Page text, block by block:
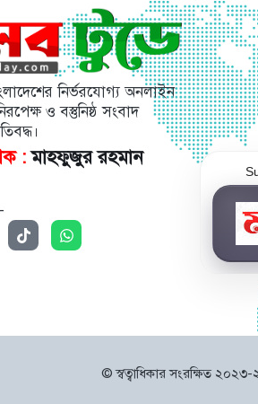
নির্ভরযোগ্য অনলাইন
ও বস্তুনিষ্ঠ সংবাদ
:মাহফুজুর রহমান
© স্বত্বাধিকার সংরক্ষিত